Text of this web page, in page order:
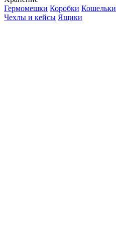
Гермомешки Коробки Кошельки
Чехлы и кейсы Ящики